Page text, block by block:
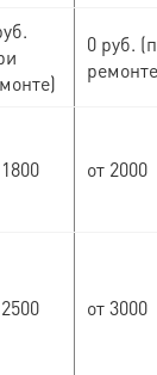
0 руб.
от 2000
от 3000